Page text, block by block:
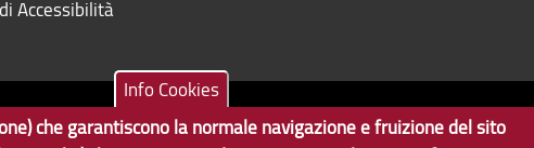
Accessibilità
Info Cookies
che garantiscono la normale navigazione e fruizione del sito